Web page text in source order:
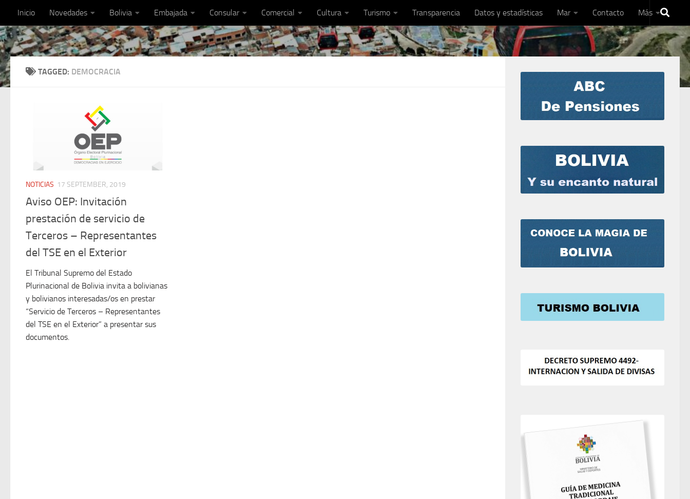
Inicio Novedades Bolivia Embajada Consular Comercial Cultura Turismo Transparencia Datos y estadísticas Mar Contacto Más
TAGGED: DEMOCRACIA
NOTICIAS 17 SEPTEMBER, 2019
Aviso OEP: Invitación
prestación de servicio de
Terceros – Representantes
del TSE en el Exterior
El Tribunal Supremo del Estado
Plurinacional de Bolivia invita a bolivianas
y bolivianos interesadas/os en prestar
“Servicio de Terceros – Representantes
del TSE en el Exterior” a presentar sus
documentos.